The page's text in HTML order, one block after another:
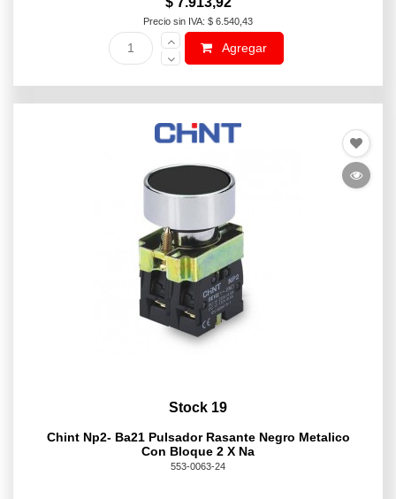
Precio sin IVA: $ 6.540,43
Agregar
Stock 19
Chint Np2- Ba21 Pulsador Rasante Negro Metalico
Con Bloque 2 X Na
553-0063-24